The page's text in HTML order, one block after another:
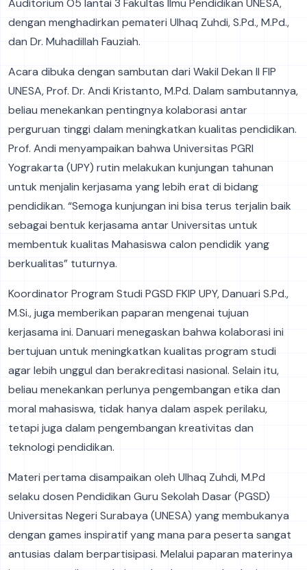
Auditorium O5 lantai 3 Fakultas Ilmu Pendidikan UNESA,
dengan menghadirkan pemateri Ulhaq Zuhdi, S.Pd., M.Pd.,
dan Dr. Muhadillah Fauziah.
Acara dibuka dengan sambutan dari Wakil Dekan II FIP
UNESA, Prof. Dr. Andi Kristanto, M.Pd. Dalam sambutannya,
beliau menekankan pentingnya kolaborasi antar
perguruan tinggi dalam meningkatkan kualitas pendidikan.
Prof. Andi menyampaikan bahwa Universitas PGRI
Yograkarta (UPY) rutin melakukan kunjungan tahunan
untuk menjalin kerjasama yang lebih erat di bidang
pendidikan. “Semoga kunjungan ini bisa terus terjalin baik
sebagai bentuk kerjasama antar Universitas untuk
membentuk kualitas Mahasiswa calon pendidik yang
berkualitas” tuturnya.
Koordinator Program Studi PGSD FKIP UPY, Danuari S.Pd.,
M.Si., juga memberikan paparan mengenai tujuan
kerjasama ini. Danuari menegaskan bahwa kolaborasi ini
bertujuan untuk meningkatkan kualitas program studi
agar lebih unggul dan berakreditasi nasional. Selain itu,
beliau menekankan perlunya pengembangan etika dan
moral mahasiswa, tidak hanya dalam aspek perilaku,
tetapi juga dalam pengembangan kreativitas dan
teknologi pendidikan.
Materi pertama disampaikan oleh Ulhaq Zuhdi, M.Pd
selaku dosen Pendidikan Guru Sekolah Dasar (PGSD)
Universitas Negeri Surabaya (UNESA) yang membukanya
dengan games inspiratif yang mana para peserta sangat
antusias dalam berpartisipasi. Melalui paparan materinya